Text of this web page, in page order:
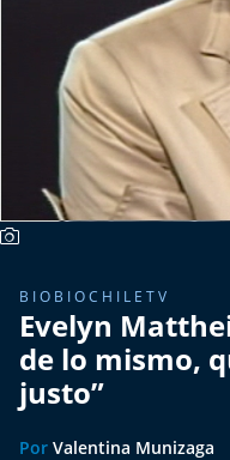
Los Inestables
Más de 100 Días
Tu Mereces Ser Feliz
Efemérides
Del Fin del Mundo
Deportes
BIOBIOCHILETV
Evelyn
de lo mismo,
justo”
Por Valentina Munizaga